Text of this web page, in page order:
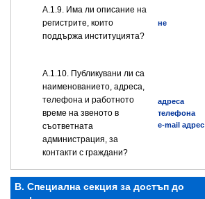
А.1.9. Има ли описание на
регистрите, които
поддържа институцията?
не
А.1.10. Публикувани ли са
наименованието, адреса,
телефона и работното
време на звеното в
съответната
администрация, за
контакти с граждани?
адреса
телефона
e-mail адрес
B. Специална секция за достъп до